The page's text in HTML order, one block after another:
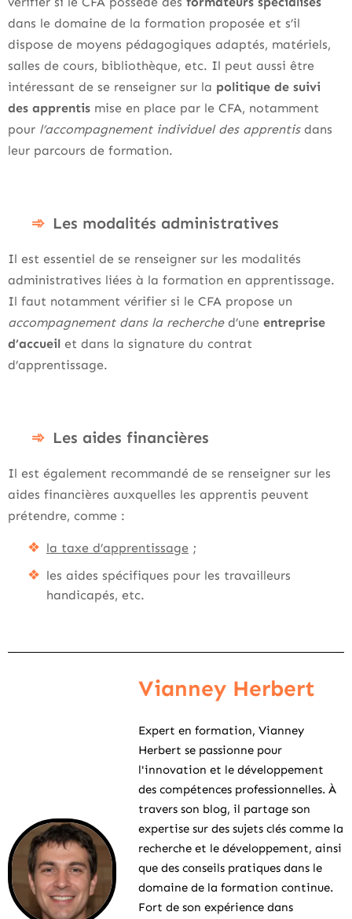
dans le domaine de la formation proposée et s’il
dispose de moyens pédagogiques adaptés, matériels,
salles de cours, bibliothèque, etc. Il peut aussi être
intéressant de se renseigner sur la politique de suivi
des apprentis mise en place par le CFA, notamment
pour l’accompagnement individuel des apprentisdans
leur parcours de formation.
Les modalités administratives
Il est essentiel de se renseigner sur les modalités
administratives liées à la formation en apprentissage.
Il faut notamment vérifier si le CFA propose un
accompagnement dans la recherched’une entreprise
d’accueil et dans la signature du contrat
d’apprentissage.
Les aides financières
Il est également recommandé de se renseigner sur les
aides financières auxquelles les apprentis peuvent
prétendre, comme :
la taxe d’apprentissage ;
les aides spécifiques pour les travailleurs
handicapés, etc.
Vianney Herbert
Expert en formation, Vianney
Herbert se passionne pour
l'innovation et le développement
des compétences professionnelles. À
travers son blog, il partage son
expertise sur des sujets clés comme la
recherche et le développement, ainsi
que des conseils pratiques dans le
domaine de la formation continue.
Fort de son expérience dans